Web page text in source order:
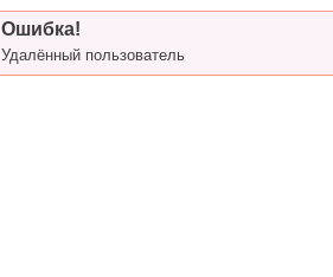
Ошибка!
Удалённый пользователь